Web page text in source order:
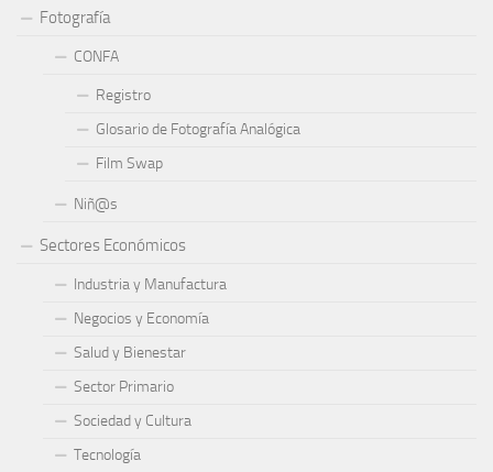
Fotografía
CONFA
Registro
Glosario de Fotografía Analógica
Film Swap
Niñ@s
Sectores Económicos
Industria y Manufactura
Negocios y Economía
Salud y Bienestar
Sector Primario
Sociedad y Cultura
Tecnología